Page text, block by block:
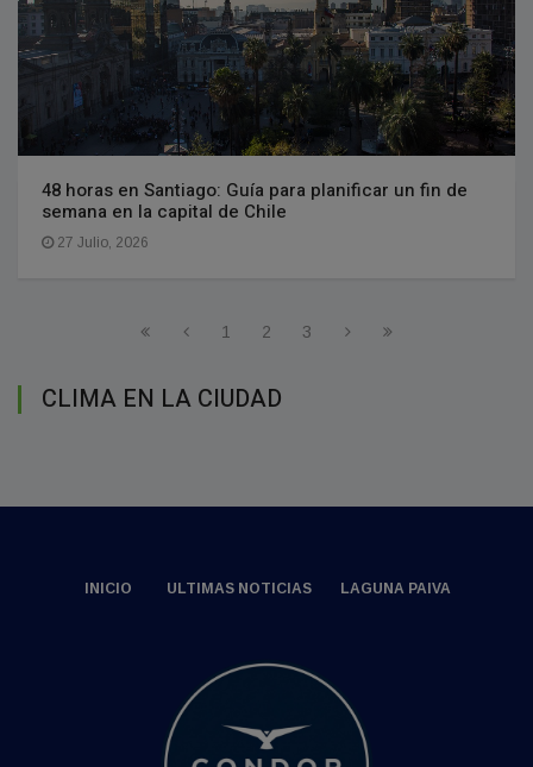
48 horas en Santiago: Guía para planificar un fin de
semana en la capital de Chile
27 Julio, 2026
1 2 3
CLIMA EN LA CIUDAD
INICIO ULTIMAS NOTICIAS LAGUNA PAIVA